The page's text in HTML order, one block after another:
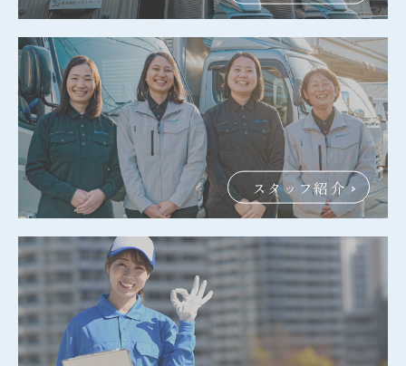
スタッフ紹介